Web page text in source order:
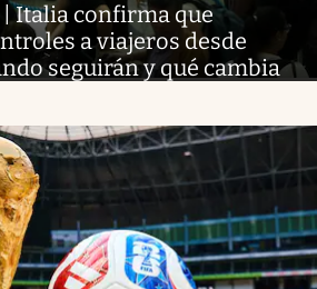
Italia confirma que
a viajeros desde
seguirán y qué cambia